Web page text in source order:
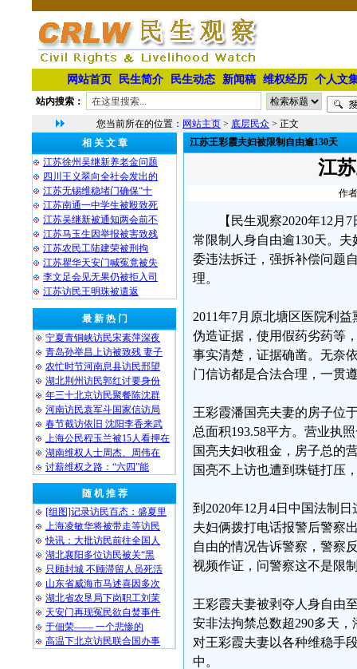
网站首页 民生简介 民生动态 新闻稿 维权经历 个人文
站内搜索：
您当前所在的位置： 网站主页 > 底层民众 > 正文
相 关 文 章
江苏徐州吴继新养老金问题
四川王义翠向全社会发出的
江苏无锡维稳堵门确保“十
江苏南通一中学生被殴致死
江苏吴继新被通知两会前不
江苏马玉生因举报被害致残
江苏农民工陆建荣被刑拘
江苏瞿华天安门喊冤竟被失
李文足会见无果仍被拒入司
江苏访民王明珠被遣返
最 新 热 门
宁夏青铜峡访民宋素萍深夜
青岛孙举昌上访被致残 妻子
农忙时节河南息县访民邢望
湖北荆州访民郭红讨要身份
年三十北京访民聚餐陈沈群
河南访民袁军斗国家信访局
春节截访依旧 沈阳李香来武
上海公民程玉兰被15人看押在
湖南维权人士周杰、周伟在
讨薪维权之路：“六四”能
随 机 推 荐
[组图]记录访民百态：盛夏里
上海凌敏华将被带走等访民
快讯：大批访民前往全国人
湖北襄阳多位访民被关“黑
只顾封城 不顾滞留人员死活
山东省威海市马述喜因多次
湖北省农垦局下岗职工刘茉
天安门再现冤民欲自焚事件
于佃荣—— 一个悲惨的
高温下北京访民联合国办事
江苏王彩霞夫妇被限制自由逾130天
江
作
【民生观察2020年12
常限制人身自由逾130天。
委违法拆迁，强拆补偿问题
理。
2011年7月原北塘区医院利
伪造证据，使用假药劣药等
事实清楚，证据确凿。无奈
门信访都是合法合理，一贯
王彩霞潘国亮夫妻的房子位
总面积193.58平方。营业执
国亮夫妇收租金，房子总的
国亮不上访也遭到珠链打压
到2020年12月4日中国法制
夫妇俩拨打电话报警后警察
自由的情况告诉警察，警察
视频作证，问警察这不是限
王彩霞夫妻被剥夺人身自由
安非法拘禁总数超290多天
对王彩霞夫妻以各种维稳手
中。